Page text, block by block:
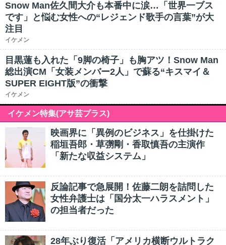
Snow Man佐久間大介も本番中に涙…「世界一ブス
です」と悩む女性への“レジェンド歌手の言葉”が大
注目
イケメン
目黒蓮も入れた「9脚の椅子」も胸アツ！Snow Man
総出演CM「女装メンバー2人」で蘇る“キスマイ＆
SUPER EIGHT版”の衝撃
イケメン
イケメン特集(アサ芸プラス)
映画界に「異例のビジネス」を仕掛けた
稲垣吾郎・草彅剛・香取慎吾の主演作
「新たな収益システム」
反論記事で急展開！佐藤二朗を詰問した
女性弁護士は「国分太一ハラスメント」
の担当者だった
28年ぶり復活「アメリカ横断ウルトラク